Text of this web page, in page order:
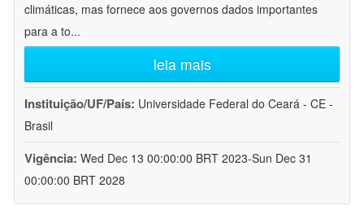
climáticas, mas fornece aos governos dados importantes
para a to...
leia mais
Instituição/UF/País: Universidade Federal do Ceará - CE -
Brasil
Vigência: Wed Dec 13 00:00:00 BRT 2023-Sun Dec 31
00:00:00 BRT 2028